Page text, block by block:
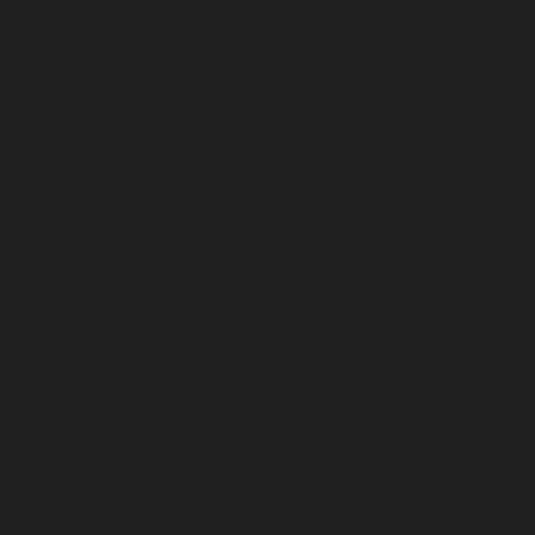
Sandra Bullock (Foto: Getty
Sandra Bullock (Foto: Getty
Miljenica javnosti poslije tragične
osmijehom na licu, iza nje su teški